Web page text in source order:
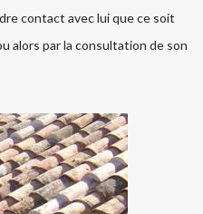
contact avec lui que ce soit
alors par la consultation de son